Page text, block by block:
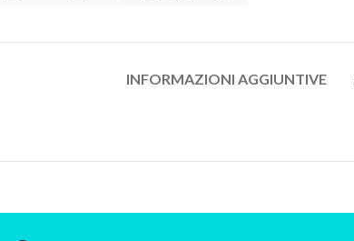
INFORMAZIONI AGGIUNTIVE